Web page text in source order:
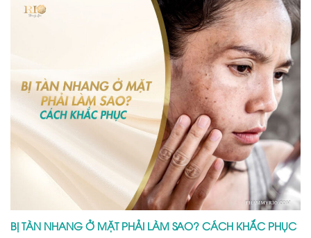
BỊ TÀN NHANG Ở MẶT PHẢI LÀM SAO? CÁCH KHẮC PHỤC